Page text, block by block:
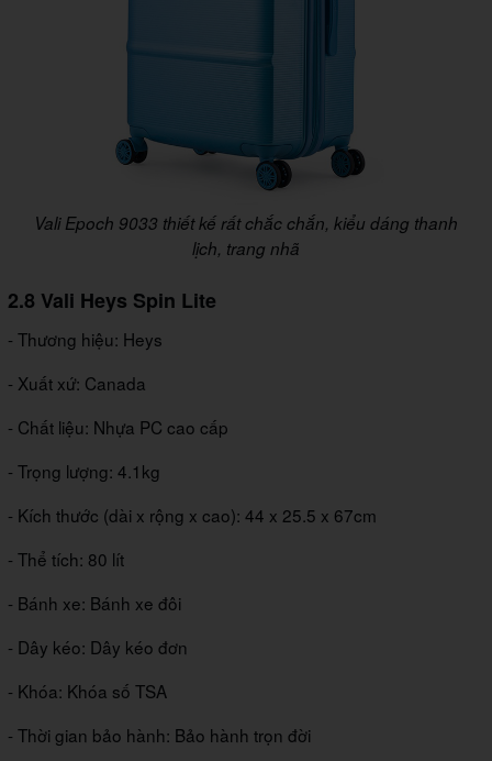
Vali Epoch 9033 thiết kế rất chắc chắn, kiểu dáng thanh
lịch, trang nhã
2.8 Vali Heys Spin Lite
- Thương hiệu: Heys
- Xuất xứ: Canada
- Chất liệu: Nhựa PC cao cấp
- Trọng lượng: 4.1kg
- Kích thước (dài x rộng x cao): 44 x 25.5 x 67cm
- Thể tích: 80 lít
- Bánh xe: Bánh xe đôi
- Dây kéo: Dây kéo đơn
- Khóa: Khóa số TSA
- Thời gian bảo hành: Bảo hành trọn đời